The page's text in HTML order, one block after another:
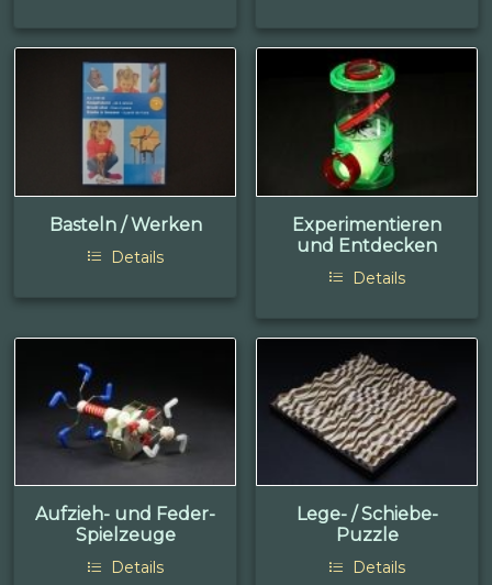
Basteln / Werken
Details
Experimentieren
und Entdecken
Details
Aufzieh- und Feder-
Spielzeuge
Details
Lege- / Schiebe-
Puzzle
Details